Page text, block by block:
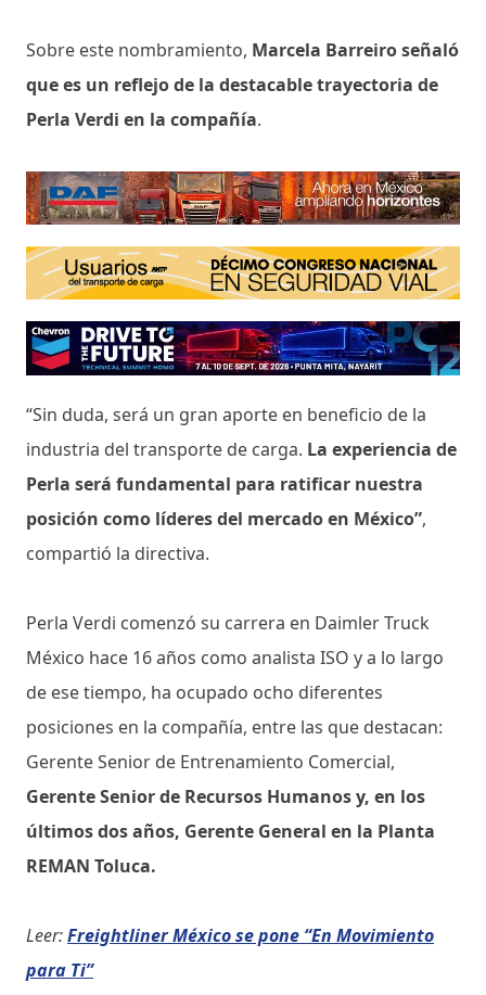
Sobre este nombramiento, Marcela Barreiro señaló
que es un reflejo de la destacable trayectoria de
Perla Verdi en la compañía.
“Sin duda, será un gran aporte en beneficio de la
industria del transporte de carga. La experiencia de
Perla será fundamental para ratificar nuestra
posición como líderes del mercado en México”,
compartió la directiva.
Perla Verdi comenzó su carrera en Daimler Truck
México hace 16 años como analista ISO y a lo largo
de ese tiempo, ha ocupado ocho diferentes
posiciones en la compañía, entre las que destacan:
Gerente Senior de Entrenamiento Comercial,
Gerente Senior de Recursos Humanos y, en los
últimos dos años, Gerente General en la Planta
REMAN Toluca.
Leer:Freightliner México se pone “En Movimiento
para Ti”